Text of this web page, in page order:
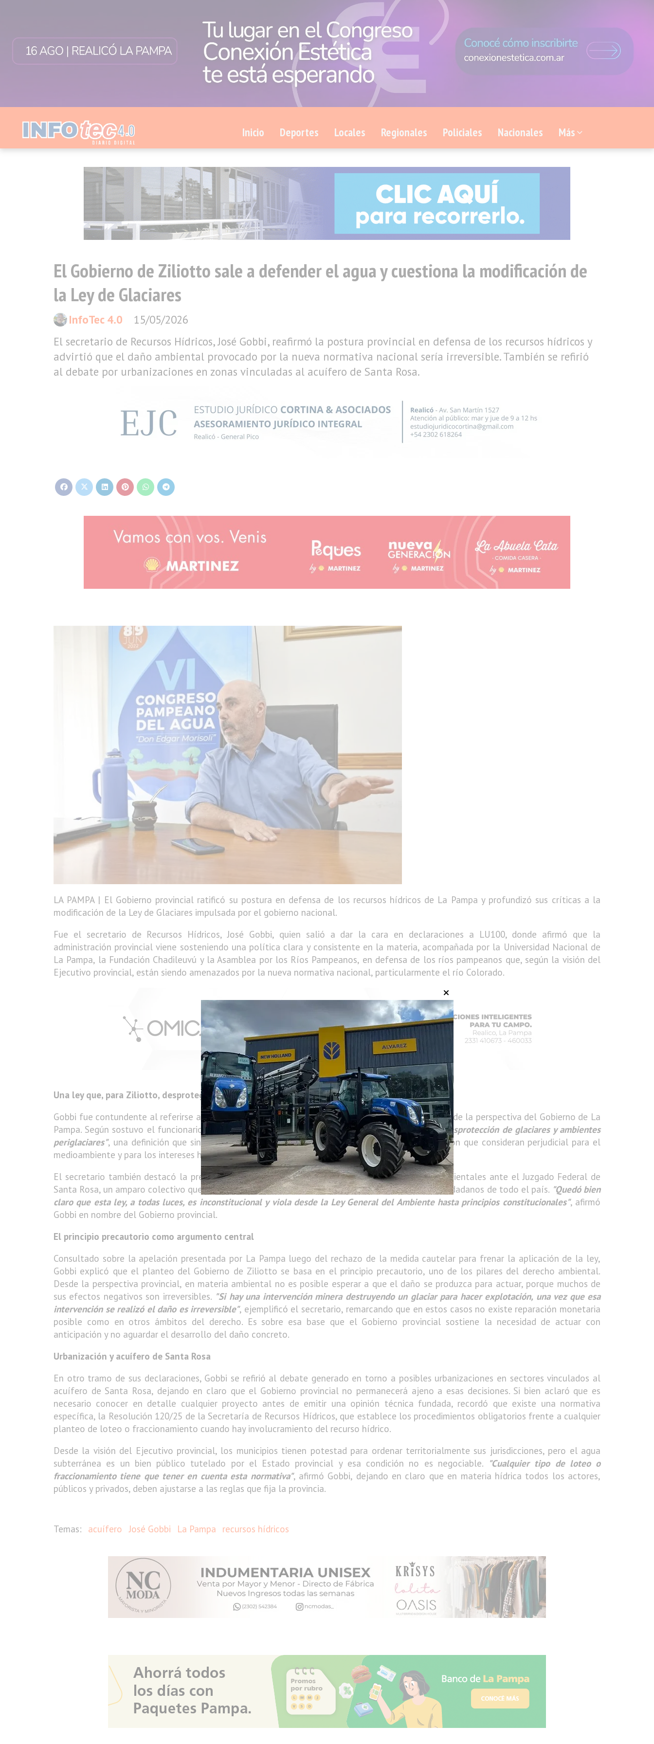
Inicio Deportes Locales Regionales Policiales Nacionales Más
El Gobierno de Ziliotto sale a defender el agua y cuestiona la modificación de
la Ley de Glaciares
El secretario de Recursos Hídricos, José Gobbi, reafirmó la postura provincial en defensa de los recursos hídricos y
advirtió que el daño ambiental provocado por la nueva normativa nacional sería irreversible. También se refirió
al debate por urbanizaciones en zonas vinculadas al acuífero de Santa Rosa.
15/05/2026
InfoTec 4.0
LA PAMPA | El Gobierno provincial ratificó su postura en defensa de los recursos hídricos de La Pampa y profundizó sus críticas a la
modificación de la Ley de Glaciares impulsada por el gobierno nacional.
Fue el secretario de Recursos Hídricos, José Gobbi, quien salió a dar la cara en declaraciones a LU100, donde afirmó que la
administración provincial viene sosteniendo una política clara y consistente en la materia, acompañada por la Universidad Nacional de
La Pampa, la Fundación Chadileuvú y la Asamblea por los Ríos Pampeanos, en defensa de los ríos pampeanos que, según la visión del
Ejecutivo provincial, están siendo amenazados por la nueva normativa nacional, particularmente el río Colorado.
Una ley que, para Ziliotto, desprotege en lugar de cuidar
Gobbi fue contundente al referirse a la modificación de la Ley de Glaciares, y no ahorró críticas desde la perspectiva del Gobierno de La
Pampa. Según sostuvo el funcionario, la nueva normativa debería denominarse, en rigor, "ley de desprotección de glaciares y ambientes
periglaciares", una definición que sintetiza la posición del Ejecutivo provincial frente a una decisión que consideran perjudicial para el
medioambiente y para los intereses hídricos de la provincia.
El secretario también destacó la presentación judicial impulsada por distintas organizaciones ambientales ante el Juzgado Federal de
Santa Rosa, un amparo colectivo que, según indicó, cuenta con el respaldo de 850.000 firmas de ciudadanos de todo el país. "Quedó bien
claro que esta ley, a todas luces, es inconstitucional y viola desde la Ley General del Ambiente hasta principios constitucionales", afirmó
Gobbi en nombre del Gobierno provincial.
El principio precautorio como argumento central
Consultado sobre la apelación presentada por La Pampa luego del rechazo de la medida cautelar para frenar la aplicación de la ley,
Gobbi explicó que el planteo del Gobierno de Ziliotto se basa en el principio precautorio, uno de los pilares del derecho ambiental.
Desde la perspectiva provincial, en materia ambiental no es posible esperar a que el daño se produzca para actuar, porque muchos de
sus efectos negativos son irreversibles. "Si hay una intervención minera destruyendo un glaciar para hacer explotación, una vez que esa
intervención se realizó el daño es irreversible", ejemplificó el secretario, remarcando que en estos casos no existe reparación monetaria
posible como en otros ámbitos del derecho. Es sobre esa base que el Gobierno provincial sostiene la necesidad de actuar con
anticipación y no aguardar el desarrollo del daño concreto.
Urbanización y acuífero de Santa Rosa
En otro tramo de sus declaraciones, Gobbi se refirió al debate generado en torno a posibles urbanizaciones en sectores vinculados al
acuífero de Santa Rosa, dejando en claro que el Gobierno provincial no permanecerá ajeno a esas decisiones. Si bien aclaró que es
necesario conocer en detalle cualquier proyecto antes de emitir una opinión técnica fundada, recordó que existe una normativa
específica, la Resolución 120/25 de la Secretaría de Recursos Hídricos, que establece los procedimientos obligatorios frente a cualquier
planteo de loteo o fraccionamiento cuando hay involucramiento del recurso hídrico.
Desde la visión del Ejecutivo provincial, los municipios tienen potestad para ordenar territorialmente sus jurisdicciones, pero el agua
subterránea es un bien público tutelado por el Estado provincial y esa condición no es negociable. "Cualquier tipo de loteo o
fraccionamiento tiene que tener en cuenta esta normativa", afirmó Gobbi, dejando en claro que en materia hídrica todos los actores,
públicos y privados, deben ajustarse a las reglas que fija la provincia.
acuífero José Gobbi La Pampa recursos hídricos